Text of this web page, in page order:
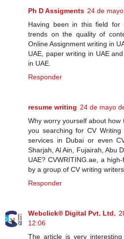
Ph D Assigments 24 de
Having been in this field for
trends on the quality of
Online Assignment writing in
UAE, paper writing in UAE
in UAE.
Responder
resume writing 24 de mayo
Why worry yourself about how
you searching for CV
services in Dubai or even
Sharjah, Al Ain, Fujairah, Abu
UAE? CVWRITING.ae, a
by a group of CV writing
Responder
Webclick® Digital Pvt. Ltd.
12:06
The article is very